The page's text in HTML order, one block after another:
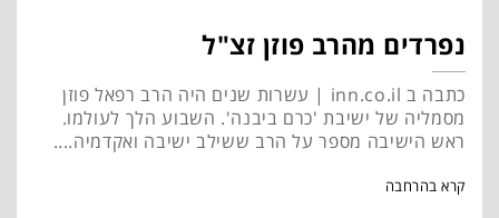
נפרדים מהרב פוזן זצ"ל
כתבה ב inn.co.il | עשרות שנים היה הרב רפאל פוזן
מסמליה של ישיבת 'כרם ביבנה'. השבוע הלך לעולמו.
ראש הישיבה מספר על הרב ששילב ישיבה ואקדמיה....
קרא בהרחבה